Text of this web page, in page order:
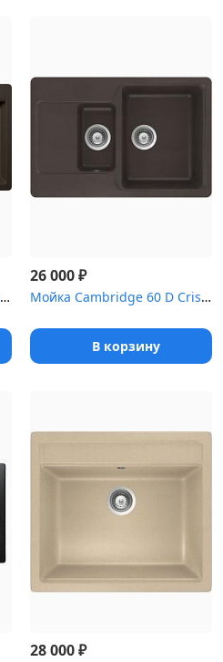
Мойка Horizont 90 Cristadur бронза
26 000₽
Мойка Cambridge 60 D Cristalite мокка
В корзину
28 000₽